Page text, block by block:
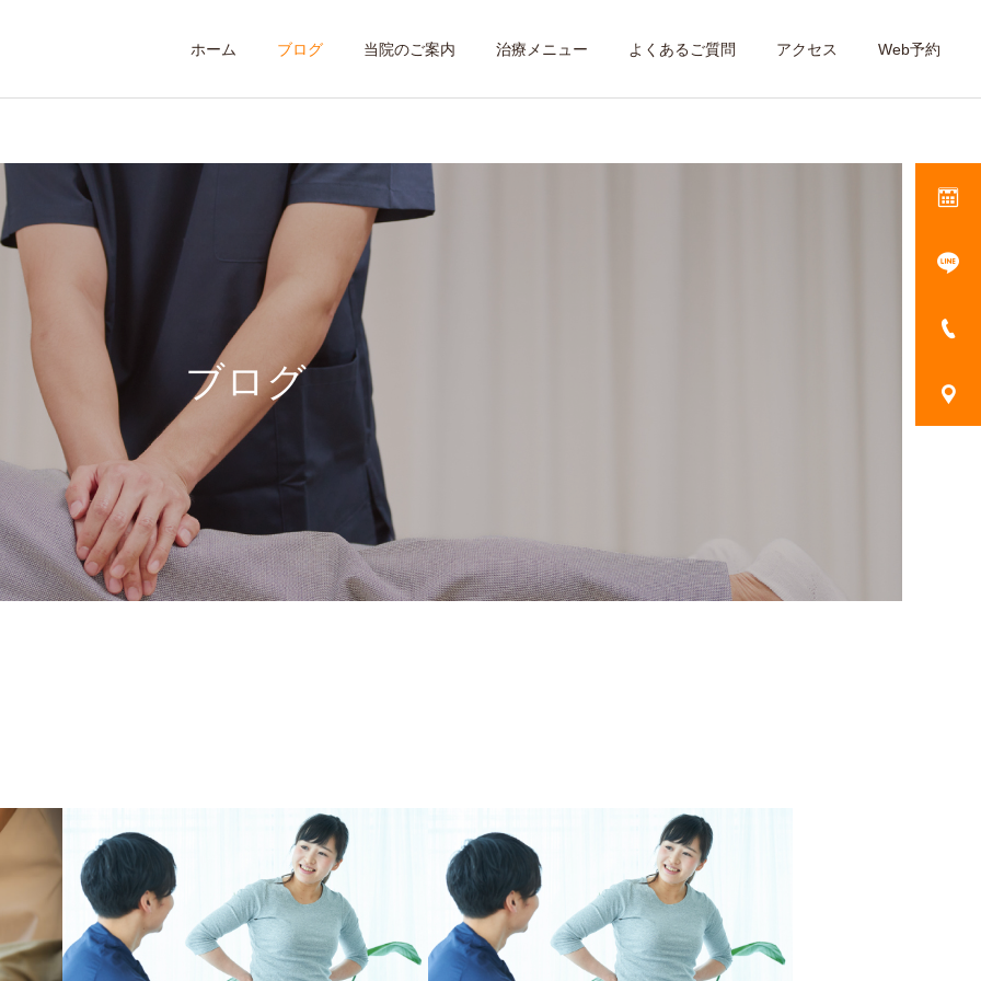
ホーム ブログ 当院のご案内 治療メニュー よくあるご質問 アクセス Web予約
治療メニューを見る
姿勢矯正
肘・関節痛ブログ